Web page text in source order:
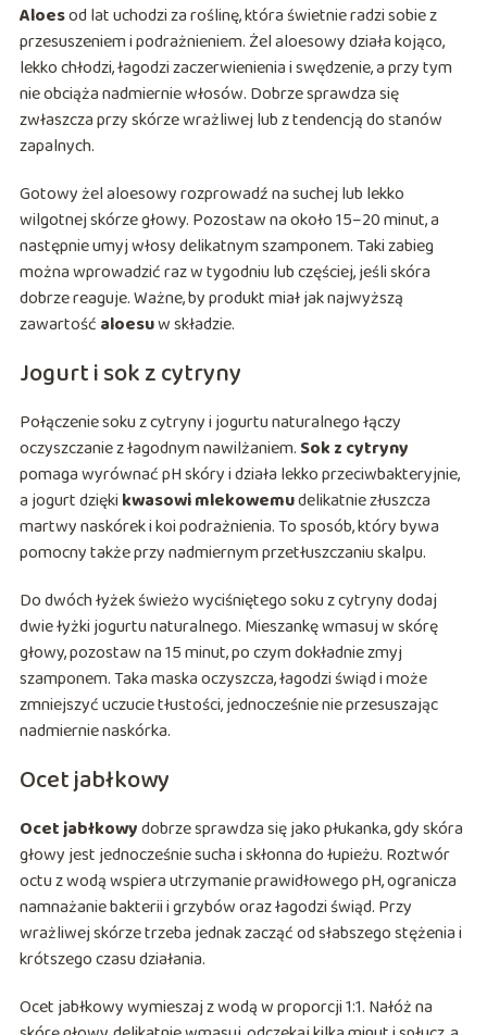
Aloesod lat uchodzi za roślinę, która świetnie radzi sobie z
przesuszeniem i podrażnieniem. Żel aloesowy działa kojąco,
lekko chłodzi, łagodzi zaczerwienienia i swędzenie, a przy tym
nie obciąża nadmiernie włosów. Dobrze sprawdza się
zwłaszcza przy skórze wrażliwej lub z tendencją do stanów
zapalnych.
Gotowy żel aloesowy rozprowadź na suchej lub lekko
wilgotnej skórze głowy. Pozostaw na około 15–20 minut, a
następnie umyj włosy delikatnym szamponem. Taki zabieg
można wprowadzić raz w tygodniu lub częściej, jeśli skóra
dobrze reaguje. Ważne, by produkt miał jak najwyższą
zawartość aloesuw składzie.
Jogurt i sok z cytryny
Połączenie soku z cytryny i jogurtu naturalnego łączy
oczyszczanie z łagodnym nawilżaniem. Sok z cytryny
pomaga wyrównać pH skóry i działa lekko przeciwbakteryjnie,
a jogurt dzięki kwasowi mlekowemudelikatnie złuszcza
martwy naskórek i koi podrażnienia. To sposób, który bywa
pomocny także przy nadmiernym przetłuszczaniu skalpu.
Do dwóch łyżek świeżo wyciśniętego soku z cytryny dodaj
dwie łyżki jogurtu naturalnego. Mieszankę wmasuj w skórę
głowy, pozostaw na 15 minut, po czym dokładnie zmyj
szamponem. Taka maska oczyszcza, łagodzi świąd i może
zmniejszyć uczucie tłustości, jednocześnie nie przesuszając
nadmiernie naskórka.
Ocet jabłkowy
Ocet jabłkowydobrze sprawdza się jako płukanka, gdy skóra
głowy jest jednocześnie sucha i skłonna do łupieżu. Roztwór
octu z wodą wspiera utrzymanie prawidłowego pH, ogranicza
namnażanie bakterii i grzybów oraz łagodzi świąd. Przy
wrażliwej skórze trzeba jednak zacząć od słabszego stężenia i
krótszego czasu działania.
Ocet jabłkowy wymieszaj z wodą w proporcji 1:1. Nałóż na